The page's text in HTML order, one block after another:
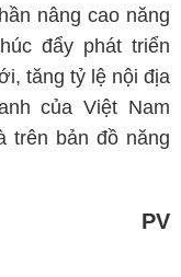
nâng cao năng
đẩy phát triển
tăng tỷ lệ nội địa
của Việt Nam
trên bản đồ năng
PV